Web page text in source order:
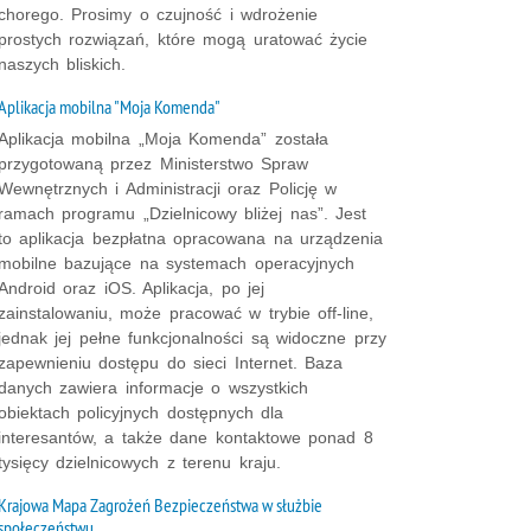
Prosimy o czujność i wdrożenie
prostych rozwiązań, które mogą uratować życie
naszych bliskich.
mobilna "Moja Komenda"
mobilna „Moja Komenda” została
przygotowaną przez Ministerstwo Spraw
i Administracji oraz Policję w
ramach programu „Dzielnicowy bliżej nas”. Jest
aplikacja bezpłatna opracowana na urządzenia
mobilne bazujące na systemach operacyjnych
oraz iOS. Aplikacja, po jej
może pracować w trybie off-line,
jednak jej pełne funkcjonalności są widoczne przy
dostępu do sieci Internet. Baza
zawiera informacje o wszystkich
policyjnych dostępnych dla
interesantów, a także dane kontaktowe ponad 8
dzielnicowych z terenu kraju.
Krajowa Mapa Zagrożeń Bezpieczeństwa w służbie